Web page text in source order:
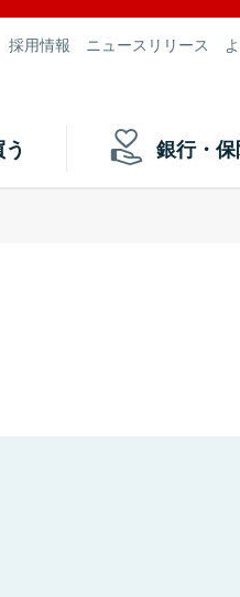
採用情報 ニュースリリース
銀行・